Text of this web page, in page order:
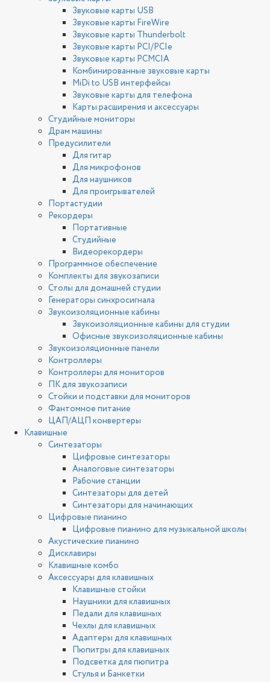
Звуковые карты USB
Звуковые карты FireWire
Звуковые карты Thunderbolt
Звуковые карты PCI/PCIe
Звуковые карты PCMCIA
Комбинированные звуковые карты
MiDi to USB интерфейсы
Звуковые карты для телефона
Карты расширения и аксессуары
Студийные мониторы
Драм машины
Предусилители
Для гитар
Для микрофонов
Для наушников
Для проигрывателей
Портастудии
Рекордеры
Портативные
Студийные
Видеорекордеры
Программное обеспечение
Комплекты для звукозаписи
Столы для домашней студии
Генераторы синхросигнала
Звукоизоляционные кабины
Звукоизоляционные кабины для студии
Офисные звукоизоляционные кабины
Звукоизоляционные панели
Контроллеры
Контроллеры для мониторов
ПК для звукозаписи
Стойки и подставки для мониторов
Фантомное питание
ЦАП/АЦП конвертеры
Клавишные
Синтезаторы
Цифровые синтезаторы
Аналоговые синтезаторы
Рабочие станции
Синтезаторы для детей
Синтезаторы для начинающих
Цифровые пианино
Цифровые пианино для музыкальной школы
Акустические пианино
Дисклавиры
Клавишные комбо
Аксессуары для клавишных
Клавишные стойки
Наушники для клавишных
Педали для клавишных
Чехлы для клавишных
Адаптеры для клавишных
Пюпитры для клавишных
Подсветка для пюпитра
Стулья и Банкетки